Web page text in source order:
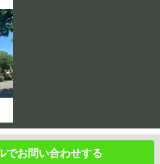
でお問い合わせする